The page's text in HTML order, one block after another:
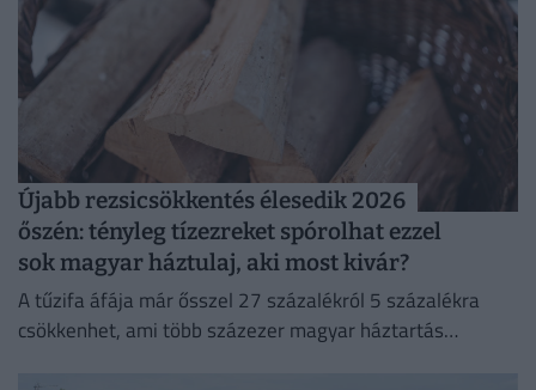
Újabb rezsicsökkentés élesedik 2026
őszén: tényleg tízezreket spórolhat ezzel
sok magyar háztulaj, aki most kivár?
A tűzifa áfája már ősszel 27 százalékról 5 százalékra
csökkenhet, ami több százezer magyar háztartás